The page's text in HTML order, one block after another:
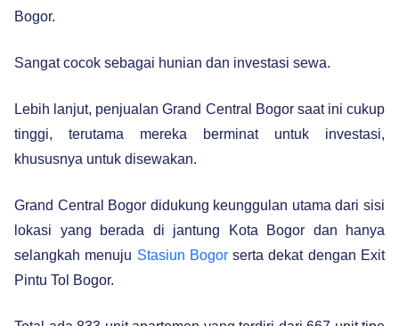
Bogor.
Sangat cocok sebagai hunian dan investasi sewa.
Lebih lanjut, penjualan Grand Central Bogor saat ini cukup
tinggi, terutama mereka berminat untuk investasi,
khususnya untuk disewakan.
Grand Central Bogor didukung keunggulan utama dari sisi
lokasi yang berada di jantung Kota Bogor dan hanya
selangkah menuju Stasiun Bogorserta dekat dengan Exit
Pintu Tol Bogor.